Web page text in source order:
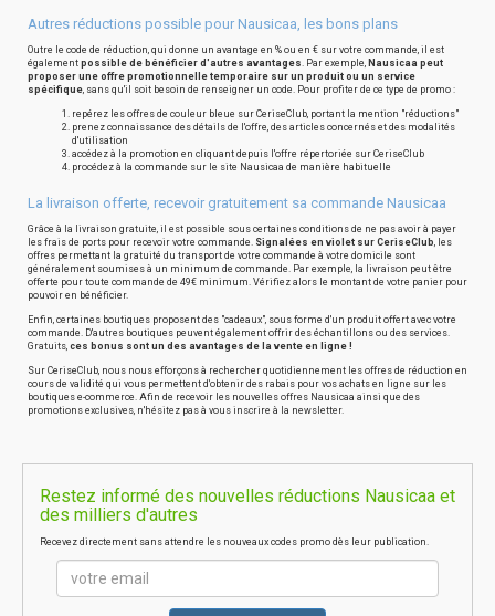
Autres réductions possible pour Nausicaa, les bons plans
Outre le code de réduction, qui donne un avantage en % ou en € sur votre commande, il est
également possible de bénéficier d'autres avantages. Par exemple, Nausicaa peut
proposer une offre promotionnelle temporaire sur un produit ou un service
spécifique, sans qu'il soit besoin de renseigner un code. Pour profiter de ce type de promo :
repérez les offres de couleur bleue sur CeriseClub, portant la mention "réductions"
prenez connaissance des détails de l'offre, des articles concernés et des modalités
d'utilisation
accédez à la promotion en cliquant depuis l'offre répertoriée sur CeriseClub
procédez à la commande sur le site Nausicaa de manière habituelle
La livraison offerte, recevoir gratuitement sa commande Nausicaa
Grâce à la livraison gratuite, il est possible sous certaines conditions de ne pas avoir à payer
les frais de ports pour recevoir votre commande. Signalées en violet sur CeriseClub, les
offres permettant la gratuité du transport de votre commande à votre domicile sont
généralement soumises à un minimum de commande. Par exemple, la livraison peut être
offerte pour toute commande de 49€ minimum. Vérifiez alors le montant de votre panier pour
pouvoir en bénéficier.
Enfin, certaines boutiques proposent des "cadeaux", sous forme d'un produit offert avec votre
commande. D'autres boutiques peuvent également offrir des échantillons ou des services.
Gratuits, ces bonus sont un des avantages de la vente en ligne !
Sur CeriseClub, nous nous efforçons à rechercher quotidiennement les offres de réduction en
cours de validité qui vous permettent d'obtenir des rabais pour vos achats en ligne sur les
boutiques e-commerce. Afin de recevoir les nouvelles offres Nausicaa ainsi que des
promotions exclusives, n'hésitez pas à vous inscrire à la newsletter.
Restez informé des nouvelles réductions Nausicaa et
des milliers d'autres
Recevez directement sans attendre les nouveaux codes promo dès leur publication.